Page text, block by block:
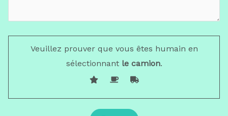
Veuillez prouver que vous êtes humain en
sélectionnantle camion.